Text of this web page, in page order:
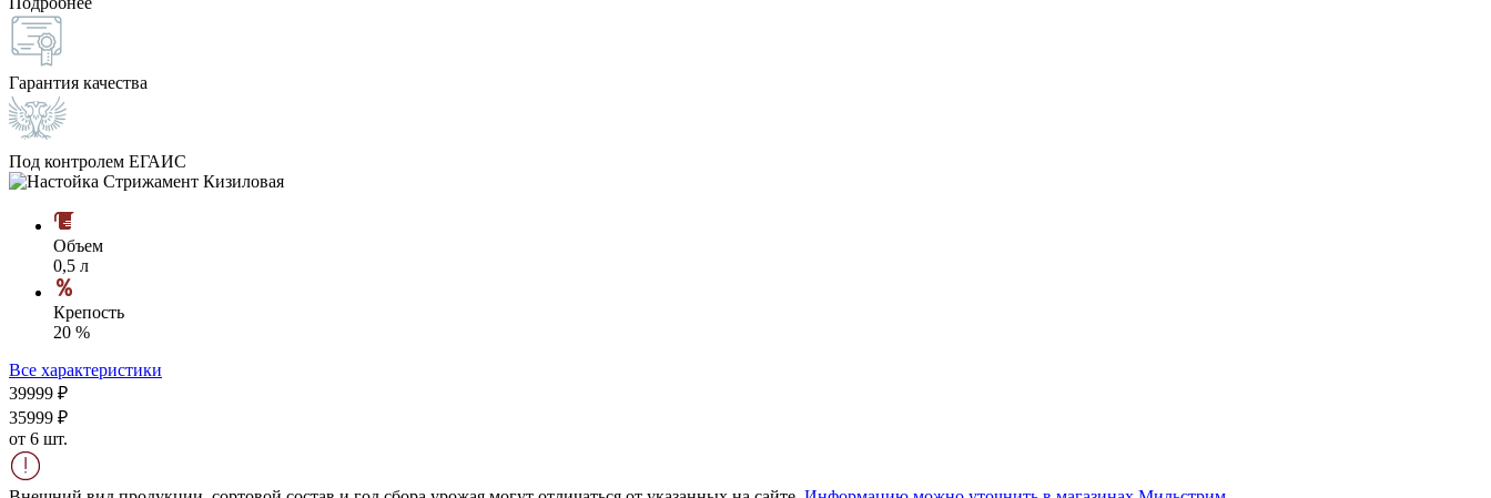
Гарантия качества
Под контролем ЕГАИС
Объем
0,5 л
Крепость
20 %
Все характеристики
39999 ₽
35999 ₽
от 6 шт.